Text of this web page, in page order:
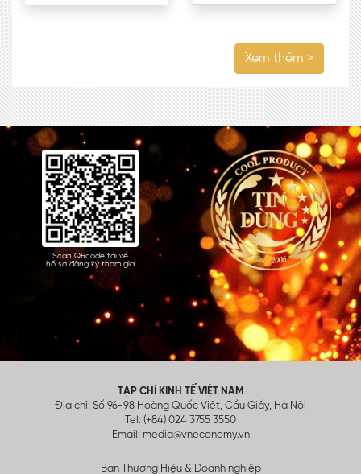
Xem thêm >
Scan QRcode tải về
hồ sơ đăng ký tham gia
TẠP CHÍ KINH TẾ VIỆT NAM
Địa chỉ: Số 96-98 Hoàng Quốc Việt, Cầu Giấy, Hà Nội
Tel: (+84) 024 3755 3550
Email: media@vneconomy.vn
Ban Thương Hiệu & Doanh nghiệp